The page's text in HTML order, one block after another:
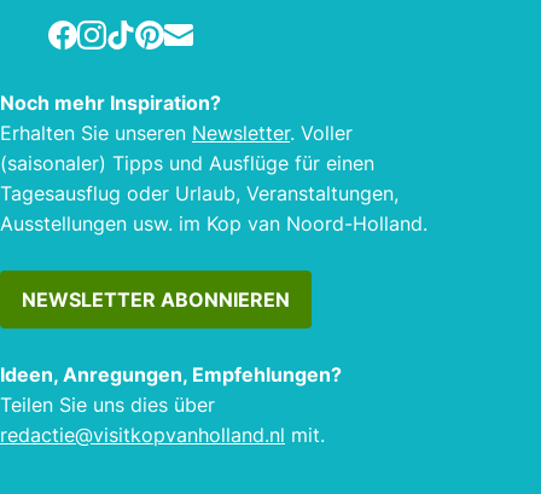
Facebook
Instagram
TikTokPinterest
E-mail
Noch mehr Inspiration?
Erhalten Sie unseren Newsletter. Voller
(saisonaler) Tipps und Ausflüge für einen
Tagesausflug oder Urlaub, Veranstaltungen,
Ausstellungen usw. im Kop van Noord-Holland.
NEWSLETTER ABONNIEREN
Ideen, Anregungen, Empfehlungen?
Teilen Sie uns dies über
redactie@visitkopvanholland.nl mit.